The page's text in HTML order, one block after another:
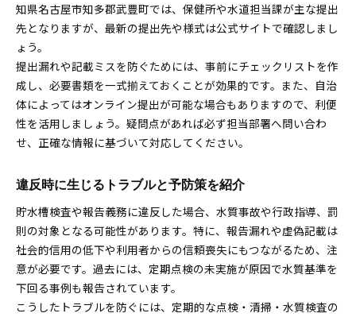
知県名古屋市知多郡武豊町では、保健所や水道担当課が主な提出
先となりますが、最新の提出先や様式は公式サイトで確認しまし
ょう。
提出漏れや記載ミスを防ぐためには、事前にチェックリストを作
成し、必要書類を一式揃えておくことが効果的です。また、自治
体によってはオンライン提出が可能な場合もありますので、利便
性を活用しましょう。疑問点があれば必ず担当部署へ問い合わ
せ、正確な情報に基づいて対応してください。
違反時に生じるトラブルと予防策を紹介
貯水槽検査や報告義務に違反した場合、水質事故や行政指導、罰
則の対象となる可能性があります。特に、報告漏れや虚偽記載は
社会的信用の低下や利用者からの信頼喪失にもつながるため、注
意が必要です。過去には、定期点検の未実施が原因で水質基準を
下回る事例も報告されています。
こうしたトラブルを防ぐには、定期的な点検・清掃・水質検査の